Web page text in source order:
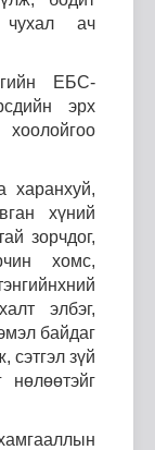
чухал ач
ЕБС-
эрх
харанхуй,
хүний
зорчдог,
хомс,
элбэг,
байдаг
сэтгэл зүй